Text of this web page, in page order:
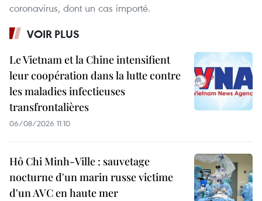
coronavirus, dont un cas importé.
VOIR PLUS
Le Vietnam et la Chine intensifient
leur coopération dans la lutte contre
les maladies infectieuses
transfrontalières
06/08/2026 11:10
Hô Chi Minh-Ville : sauvetage
nocturne d'un marin russe victime
d'un AVC en haute mer